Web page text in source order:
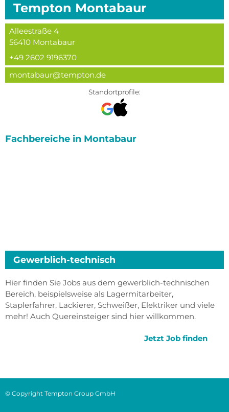
Tempton Montabaur
Alleestraße 4
56410 Montabaur
+49 2602 9196370
montabaur@tempton.de
Standortprofile:
Fachbereiche in Montabaur
Gewerblich-technisch
Hier finden Sie Jobs aus dem gewerblich-technischen
Bereich, beispielsweise als Lagermitarbeiter,
Staplerfahrer, Lackierer, Schweißer, Elektriker und viele
mehr! Auch Quereinsteiger sind hier willkommen.
Jetzt Job finden
© Copyright Tempton Group GmbH